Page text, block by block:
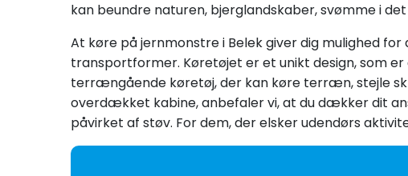
kan beundre naturen, bjerglandskaber, svømme i
At køre på jernmonstre i Belek giver dig mulighed
transportformer. Køretøjet er et unikt design, som
terrængående køretøj, der kan køre terræn, stejle
overdækket kabine, anbefaler vi, at du dækker dit
påvirket af støv. For dem, der elsker udendørs